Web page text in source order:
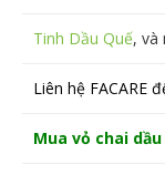
Tinh Dầu Quế, và
Liên hệ FACARE
Mua vỏ chai